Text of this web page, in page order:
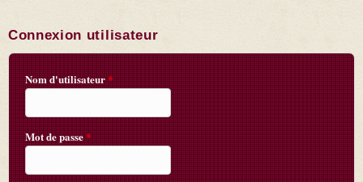
Connexion utilisateur
Nom d'utilisateur*
Mot de passe*